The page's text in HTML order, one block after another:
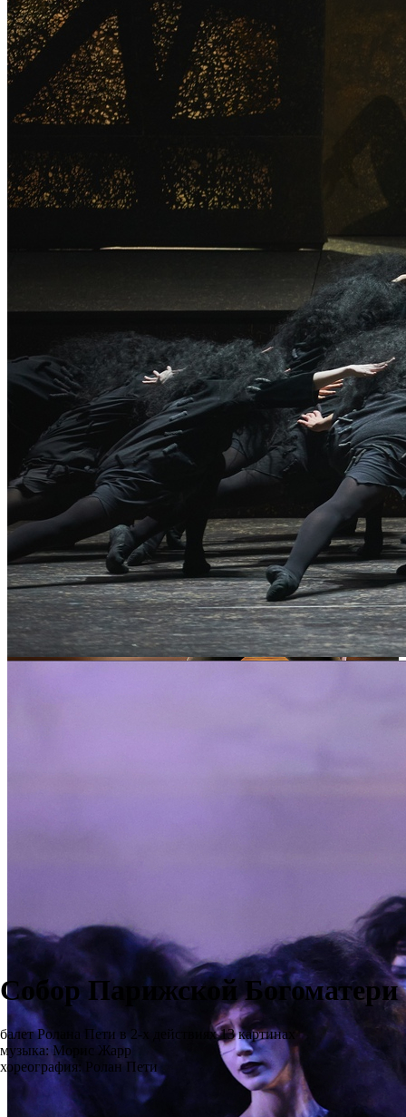
Собор Парижской Богоматери
балет Ролана Пети в 2-х действиях 13 картинах
музыка: Морис Жарр
хореография: Ролан Пети